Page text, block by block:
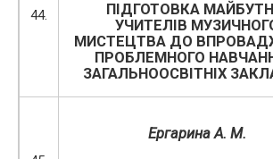
44.
ПІДГОТОВКА
УЧИТЕЛІВ
МИСТЕЦТВА ДО
ПРОБЛЕМНОГО
ЗАГАЛЬНООСВІТНІХ
Ергарина А. М.